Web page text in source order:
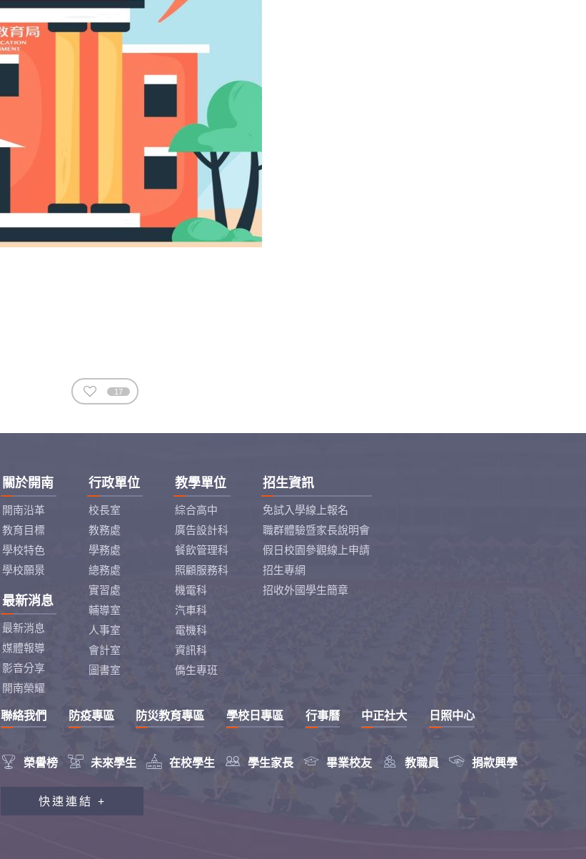
17
關於開南
開南沿革
教育目標
學校特色
學校願景
最新消息
最新消息
媒體報導
影音分享
開南榮耀
行政單位
校長室
教務處
學務處
總務處
實習處
輔導室
人事室
會計室
圖書室
教學單位
綜合高中
廣告設計科
餐飲管理科
照顧服務科
機電科
汽車科
電機科
資訊科
僑生專班
招生資訊
免試入學線上報名
職群體驗暨家長說明會
假日校園參觀線上申請
招生專網
招收外國學生簡章
 榮譽榜  未來學生  在校學生  學生家長  畢業校友  教職員  捐款興學
聯絡我們 防疫專區 防災教育專區 學校日專區 行事曆 中正社大 日照中心
快速連結 +
教職員工研習專區